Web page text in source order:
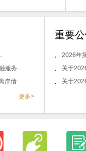
服务...
岸债
更多>
重要
2026年
关于
关于